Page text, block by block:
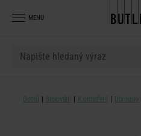
MENU
Domů Stolování K prostření Ubrousky